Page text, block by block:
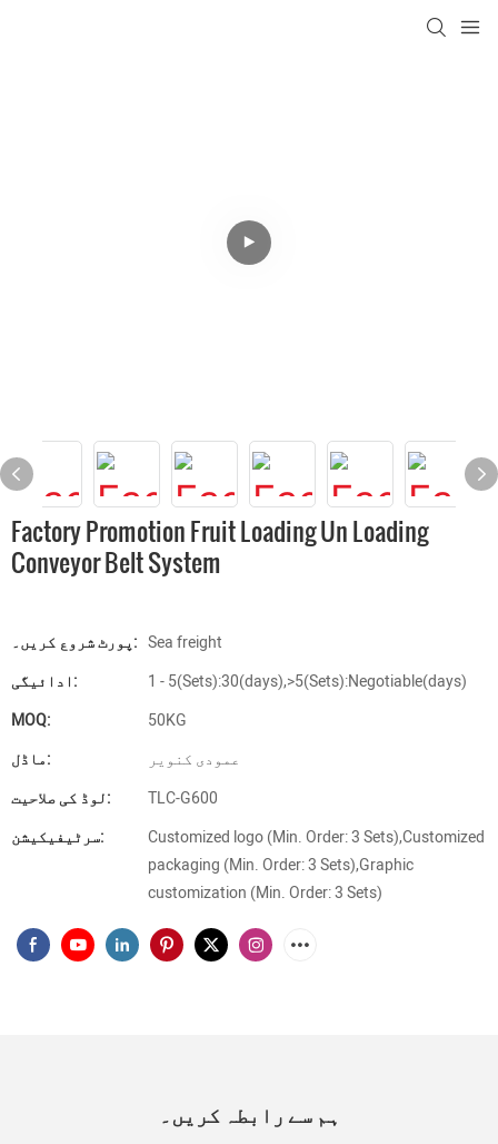
Factory Promotion Fruit Loading Un Loading
Conveyor Belt System
پورٹ شروع کریں۔: Sea freight
ادائیگی:
1 - 5(Sets):30(days),>5(Sets):Negotiable(days)
MOQ:
50KG
ماڈل:
عمودی کنویر
لوڈ کی صلاحیت:
TLC-G600
سرٹیفیکیشن:
Customized logo (Min. Order: 3 Sets),Customized
packaging (Min. Order: 3 Sets),Graphic
customization (Min. Order: 3 Sets)
ہم سے رابطہ کریں۔